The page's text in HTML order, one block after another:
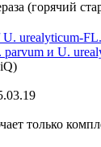
urealyticum-
и U.